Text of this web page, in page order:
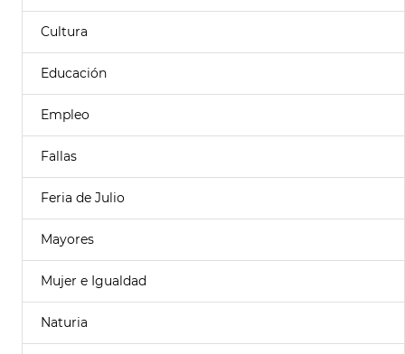
Cultura
Educación
Empleo
Fallas
Feria de Julio
Mayores
Mujer e Igualdad
Naturia